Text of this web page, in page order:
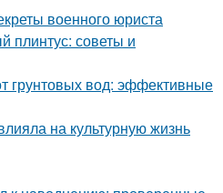
военного юриста
плинтус: советы и
грунтовых вод: эффективные
на культурную жизнь